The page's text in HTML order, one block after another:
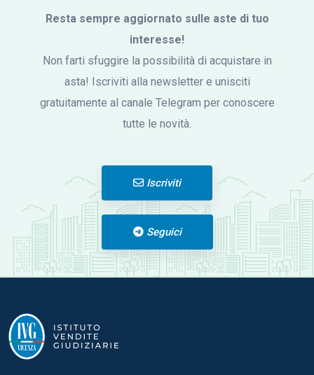
Click to
Load
Panorama
Resta sempre aggiornato sulle aste di tuo
interesse!
Non farti sfuggire la possibilità di acquistare in
asta! Iscriviti alla newsletter e unisciti
gratuitamente al canale Telegram per conoscere
tutte le novità.
Iscriviti
Seguici